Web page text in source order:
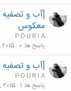
[آب و تصفیه
معكوس
P O U R I A
پاسخ ها 0
[آب و تصفیه
P O U R I A
پاسخ ها 1
2015